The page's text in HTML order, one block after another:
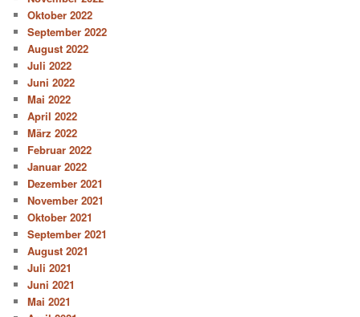
Oktober 2022
September 2022
August 2022
Juli 2022
Juni 2022
Mai 2022
April 2022
März 2022
Februar 2022
Januar 2022
Dezember 2021
November 2021
Oktober 2021
September 2021
August 2021
Juli 2021
Juni 2021
Mai 2021